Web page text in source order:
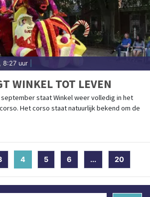
8:27 uur
WINKEL TOT LEVEN
september staat Winkel weer volledig in het
Het corso staat natuurlijk bekend om de
4 (current)
5 6 ... 20